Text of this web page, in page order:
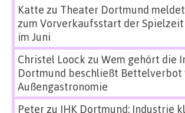
Katte zu Theater Dortmund
zum Vorverkaufsstart der
im Juni
Christel Loock zu Wem gehört die
Dortmund beschließt Bettelverbot
Außengastronomie
Peterzu IHK Dortmund: Industrie